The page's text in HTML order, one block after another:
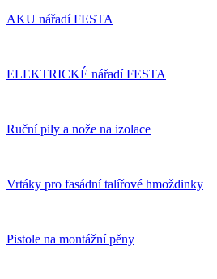
AKU nářadí FESTA
ELEKTRICKÉ nářadí FESTA
Ruční pily a nože na izolace
Vrtáky pro fasádní talířové hmoždinky
Pistole na montážní pěny